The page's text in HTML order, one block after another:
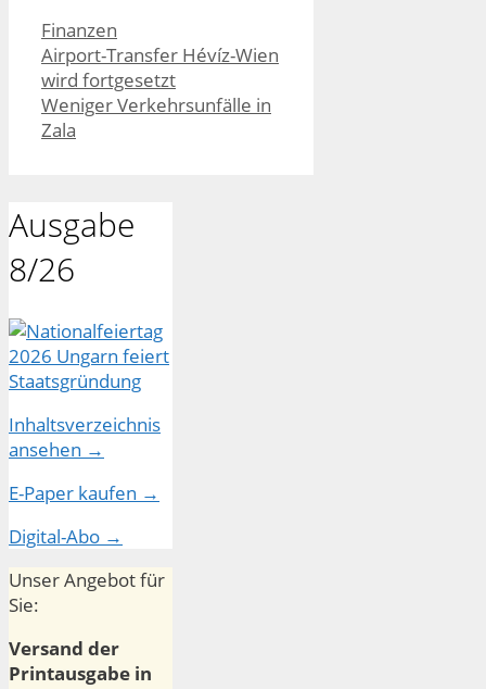
Kategorien
Finanzen
Airport-Transfer Hévíz-Wien
wird fortgesetzt
Weniger Verkehrsunfälle in
Zala
Ausgabe
8/26
Inhaltsverzeichnis
ansehen →
E-Paper kaufen →
Digital-Abo →
Unser Angebot für
Sie:
Versand der
Printausgabe in